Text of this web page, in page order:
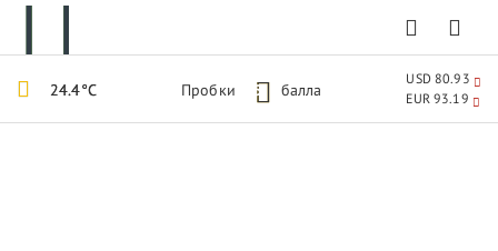
24.4°C Пробки 5 балла
USD 80.93
EUR 93.19